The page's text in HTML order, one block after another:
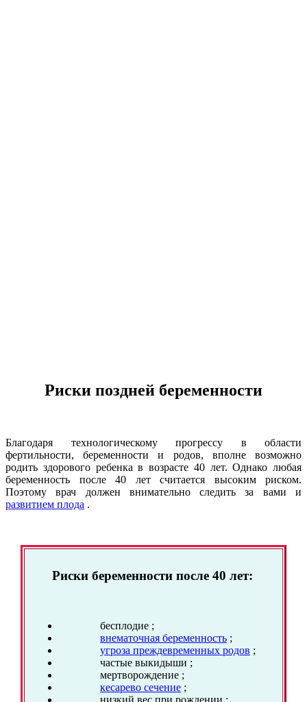
Риски поздней беременности
Благодаря технологическому прогрессу в области
фертильности, беременности и родов, вполне возможно
родить здорового ребенка в возрасте 40 лет. Однако любая
беременность после 40 лет считается высоким риском.
Поэтому врач должен внимательно следить за вами и
развитием плода .
Риски беременности после 40 лет:
бесплодие ;
внематочная беременность ;
угроза преждевременных родов ;
частые выкидыши ;
мертворождение ;
кесарево сечение ;
низкий вес при рождении ;